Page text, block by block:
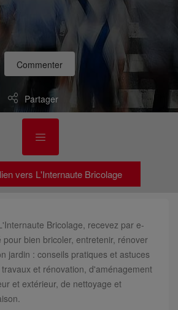
Commenter
Partager
vers L'Internaute Bricolage
Bricolage, recevez par e-
pour bien bricoler, entretenir, rénover
jardin : conseils pratiques et astuces
et rénovation, d'aménagement
et extérieur, de nettoyage et